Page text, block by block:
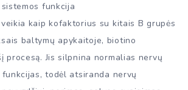
funkcija
kaip kofaktorius su kitais B grupės
baltymų apykaitoje, biotino
procesą. Jis silpnina normalias nervų
todėl atsiranda nervų